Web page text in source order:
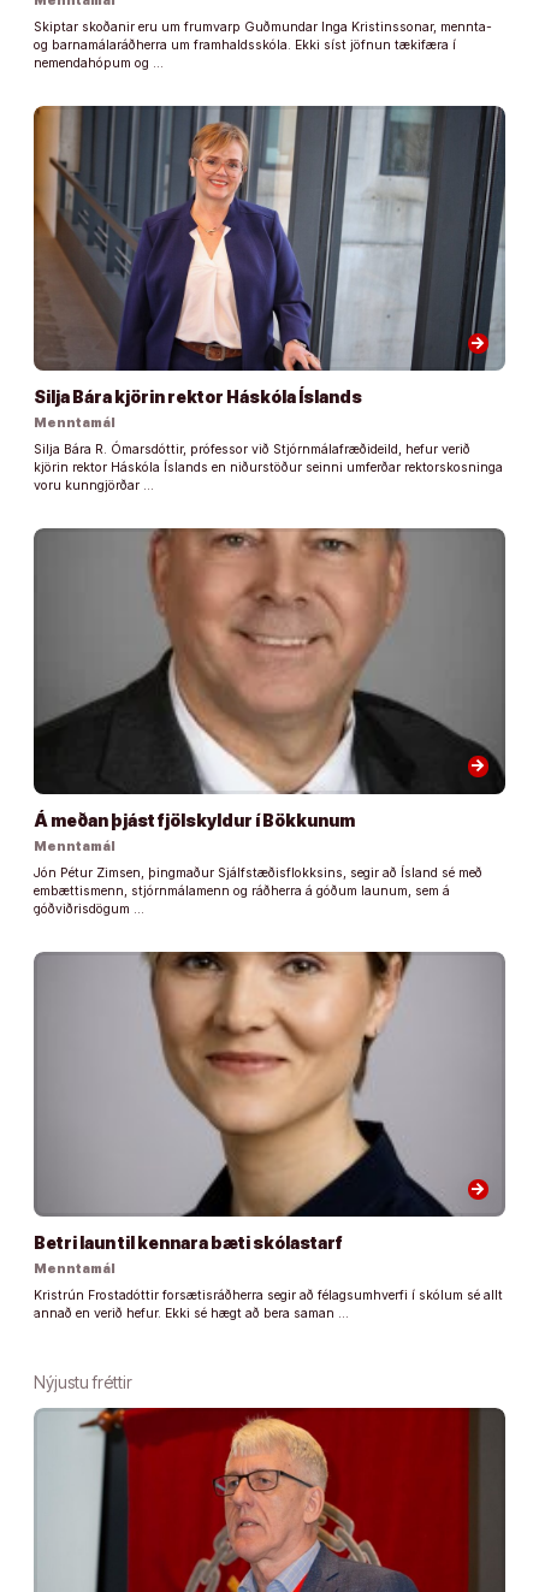
Skiptar skoðanir eru um frumvarp Guðmundar Inga Kristinssonar, mennta-
og barnamálaráðherra um framhaldsskóla. Ekki síst jöfnun tækifæra í
nemendahópum og …
arrow_forward
Silja Bára kjörin rektor Háskóla Íslands
Menntamál
Silja Bára R. Ómarsdóttir, prófessor við Stjórnmálafræðideild, hefur verið
kjörin rektor Háskóla Íslands en niðurstöður seinni umferðar rektorskosninga
voru kunngjörðar …
arrow_forward
Á meðan þjást fjölskyldur í Bökkunum
Menntamál
Jón Pétur Zimsen, þingmaður Sjálfstæðisflokksins, segir að Ísland sé með
embættismenn, stjórnmálamenn og ráðherra á góðum launum, sem á
góðviðrisdögum …
arrow_forward
Betri laun til kennara bæti skólastarf
Menntamál
Kristrún Frostadóttir forsætisráðherra segir að félagsumhverfi í skólum sé allt
annað en verið hefur. Ekki sé hægt að bera saman …
Nýjustu fréttir